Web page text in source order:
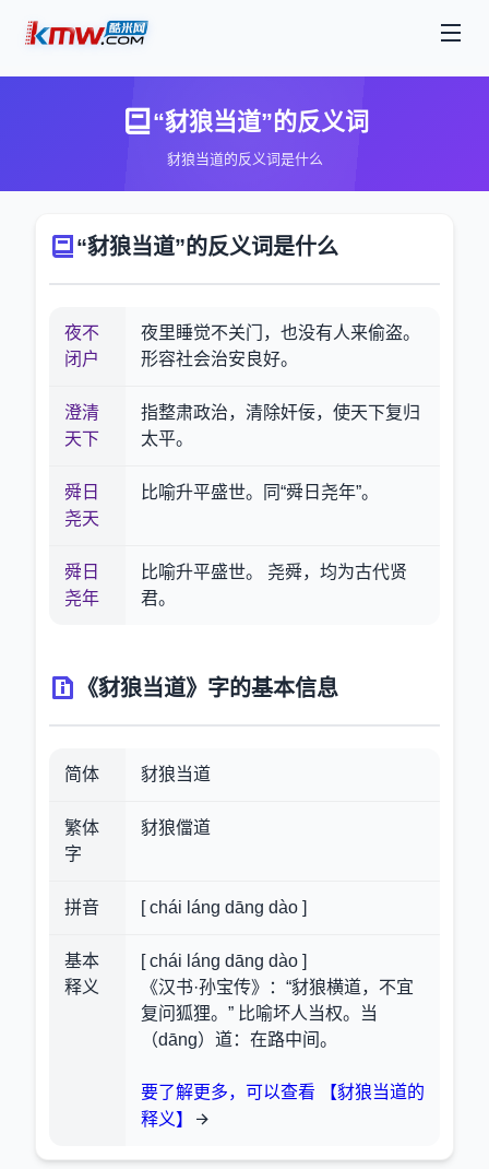
“豺狼当道”的反义词
豺狼当道的反义词是什么
“豺狼当道”的反义词是什么
夜不
闭户
夜里睡觉不关门，也没有人来偷盗。
形容社会治安良好。
澄清
天下
指整肃政治，清除奸佞，使天下复归
太平。
舜日
尧天
比喻升平盛世。同“舜日尧年”。
舜日
尧年
比喻升平盛世。 尧舜，均为古代贤
君。
《豺狼当道》字的基本信息
简体 豺狼当道
繁体
字
豺狼儅道
拼音 [ chái láng dāng dào ]
基本
释义
[ chái láng dāng dào ]
《汉书·孙宝传》：“豺狼横道，不宜
复问狐狸。” 比喻坏人当权。当
（dāng）道：在路中间。
要了解更多，可以查看 【豺狼当道的
释义】